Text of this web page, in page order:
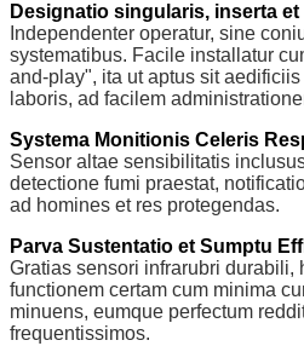
Designatio singularis, inserta
Independenter operatur, sine
systematibus. Facile installatur
and-play", ita ut aptus sit
laboris, ad facilem
Systema Monitionis Celeris
Sensor altae sensibilitatis
detectione fumi praestat,
ad homines et res protegendas.
Parva Sustentatio et Sumptu
Gratias sensori infrarubri durabili,
functionem certam cum minima
minuens, eumque perfectum
frequentissimos.